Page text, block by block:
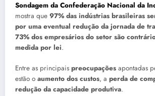
Sondagem da Confederação Nacional da
mostra que 97% das indústrias brasileiras
por uma eventual redução da jornada de
73% dos empresários do setor são
medida por lei.
Entre as principais preocupações apontadas
estão o aumento dos custos, a perda de
redução da capacidade produtiva.